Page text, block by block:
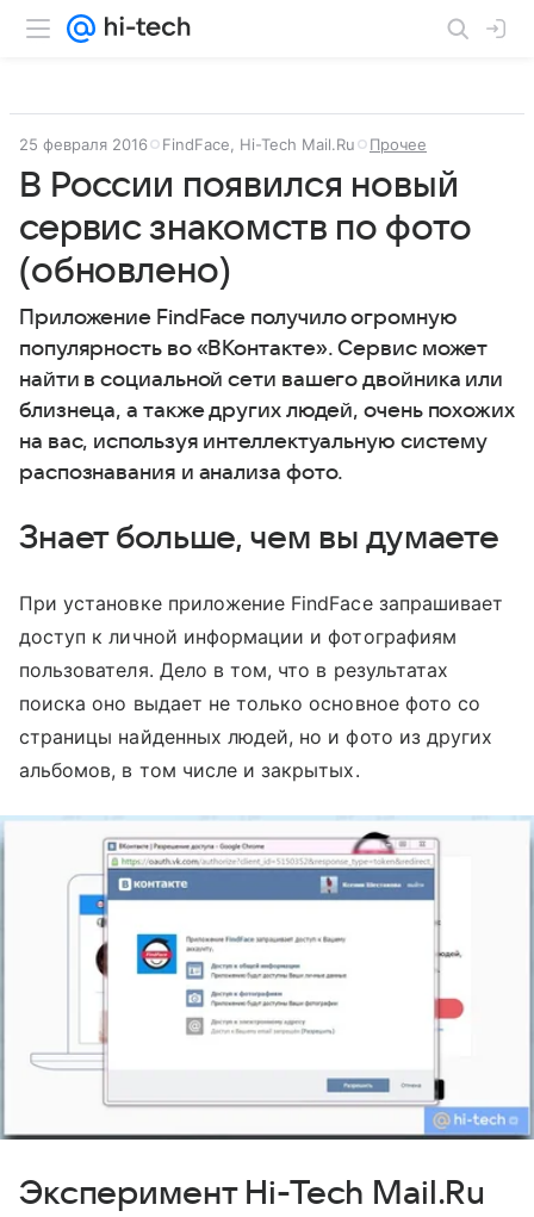
25 февраля 2016 FindFace, Hi-Tech Mail.Ru Прочее
В России появился новый
сервис знакомств по фото
(обновлено)
Приложение FindFace получило огромную
популярность во «ВКонтакте». Сервис может
найти в социальной сети вашего двойника или
близнеца, а также других людей, очень похожих
на вас, используя интеллектуальную систему
распознавания и анализа фото.
Знает больше, чем вы думаете
При установке приложение FindFace запрашивает
доступ к личной информации и фотографиям
пользователя. Дело в том, что в результатах
поиска оно выдает не только основное фото со
страницы найденных людей, но и фото из других
альбомов, в том числе и закрытых.
Эксперимент Hi-Tech Mail.Ru